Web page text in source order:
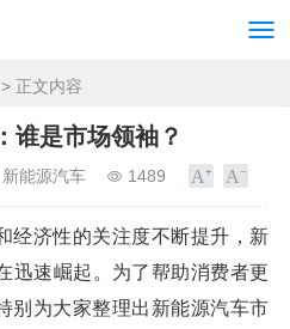
> 正文内容
谁是市场领袖？
新能源汽车 1489
经济性的关注度不断提升，新
迅速崛起。为了帮助消费者更
别为大家整理出新能源汽车市